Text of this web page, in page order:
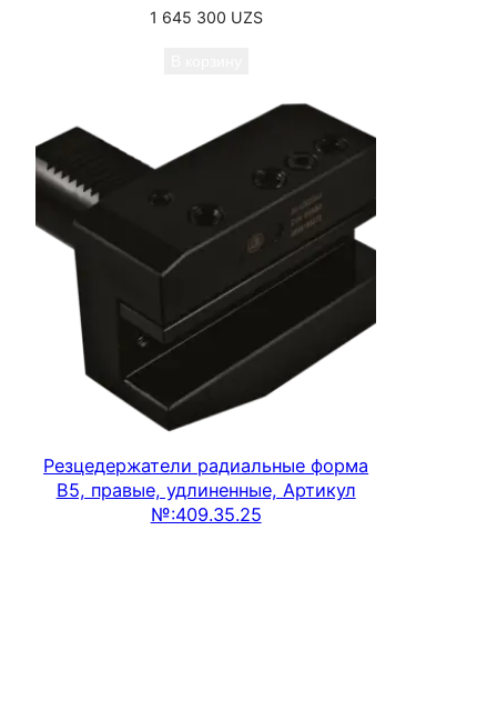
1 645 300 UZS
Резцедержатели радиальные форма
В5, правые, удлиненные, Артикул
№:409.35.25